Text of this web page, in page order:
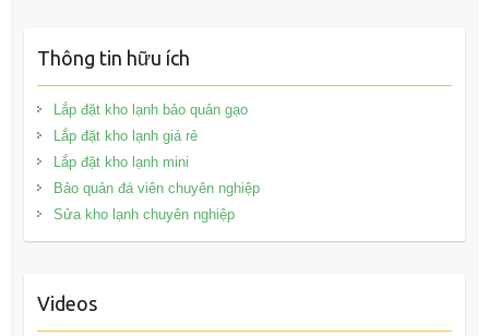
Thông tin hữu ích
Lắp đặt kho lạnh bảo quản gạo
Lắp đặt kho lạnh giá rẻ
Lắp đặt kho lạnh mini
Bảo quản đá viên chuyên nghiệp
Sửa kho lạnh chuyên nghiệp
Videos